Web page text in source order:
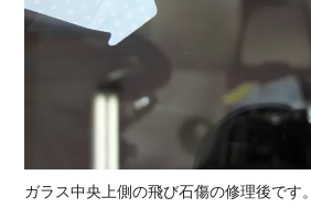
ガラス中央上側の飛び石傷の修理後です。